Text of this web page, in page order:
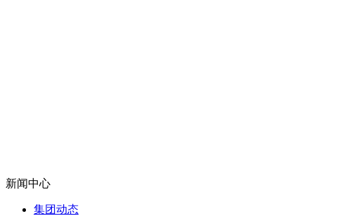
新闻中心
集团动态